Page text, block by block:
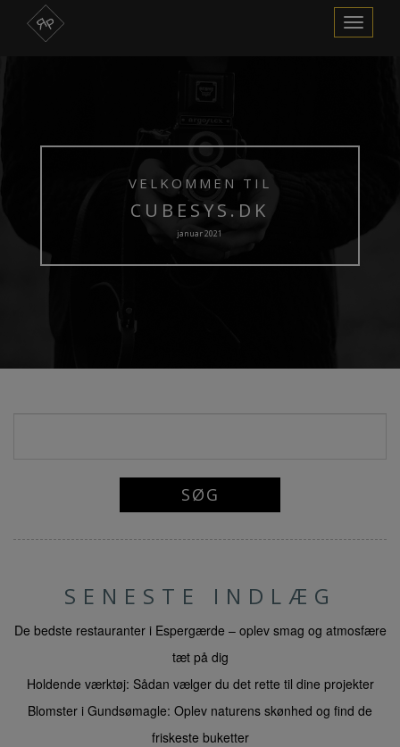
Skift
navigation
VELKOMMEN TIL
CUBESYS.DK
januar 2021
SENESTE INDLÆG
De bedste restauranter i Espergærde – oplev smag og atmosfære
tæt på dig
Holdende værktøj: Sådan vælger du det rette til dine projekter
Blomster i Gundsømagle: Oplev naturens skønhed og find de
friskeste buketter